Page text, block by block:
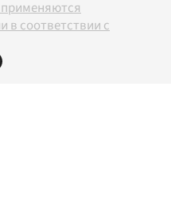
в соответствии с